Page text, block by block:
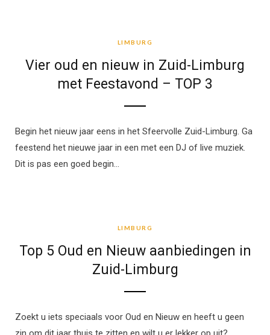
LIMBURG
Vier oud en nieuw in Zuid-Limburg
met Feestavond – TOP 3
Begin het nieuw jaar eens in het Sfeervolle Zuid-Limburg. Ga
feestend het nieuwe jaar in een met een DJ of live muziek.
Dit is pas een goed begin…
LIMBURG
Top 5 Oud en Nieuw aanbiedingen in
Zuid-Limburg
Zoekt u iets speciaals voor Oud en Nieuw en heeft u geen